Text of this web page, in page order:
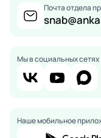
Почта отдела
Мы в социальных сетях
Наше мобильное